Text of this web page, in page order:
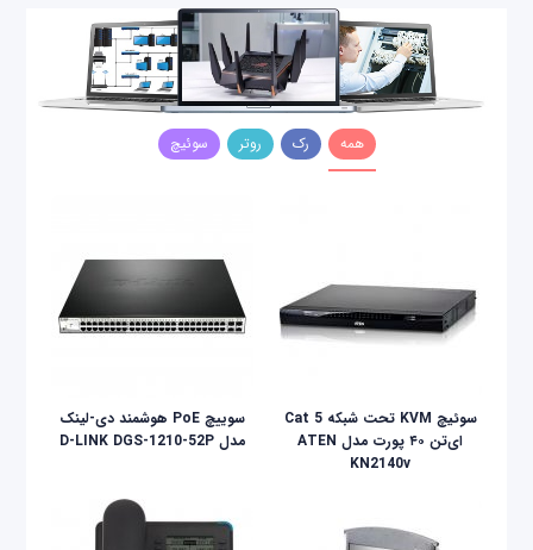
همه رک روتر سوئیچ
سوئیچ KVM تحت شبکه Cat 5
ای‌تن ۴۰ پورت مدل ATEN
KN2140v
سوییچ PoE هوشمند دی-لینک
مدل D-LINK DGS-1210-52P